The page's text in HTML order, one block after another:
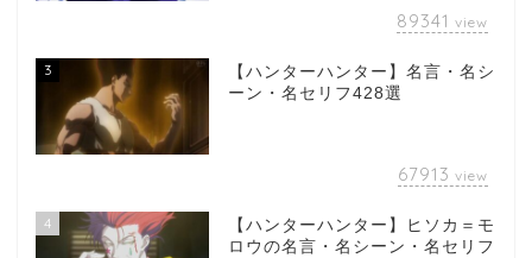
89341 view
3
【ハンターハンター】名言・名シ
ーン・名セリフ428選
67913 view
4
【ハンターハンター】ヒソカ＝モ
ロウの名言・名シーン・名セリフ